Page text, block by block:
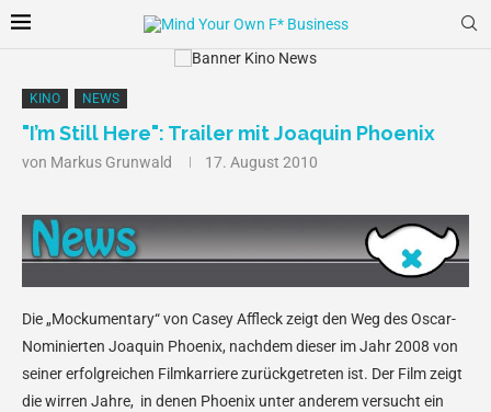
KINO NEWS
"I’m Still Here": Trailer mit Joaquin Phoenix
von Markus Grunwald 17. August 2010
Die „Mockumentary“ von Casey Affleck zeigt den Weg des Oscar-
Nominierten Joaquin Phoenix, nachdem dieser im Jahr 2008 von
seiner erfolgreichen Filmkarriere zurückgetreten ist. Der Film zeigt
die wirren Jahre, in denen Phoenix unter anderem versucht ein